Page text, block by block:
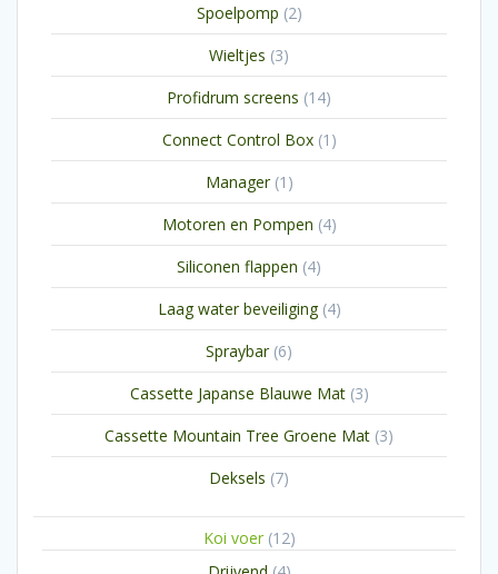
Spoelpomp 22
producten
Wieltjes 33
producten
Profidrum screens 1414
producten
Connect Control Box 1 1
product
Manager 1 1
product
Motoren en Pompen 44
producten
Siliconen flappen 44
producten
Laag water beveiliging 44
producten
Spraybar 66
producten
Cassette Japanse Blauwe Mat 33
producten
Cassette Mountain Tree Groene Mat 33
producten
Deksels 77
Koi voer 1212